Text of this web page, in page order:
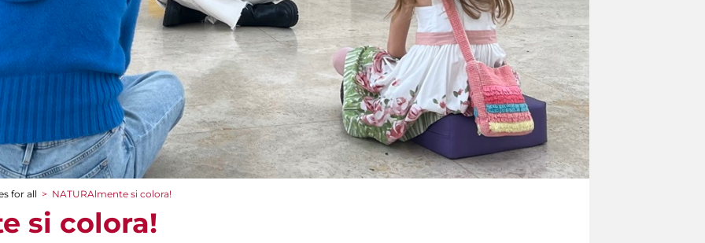
for all > NATURAlmente si colora!
si colora!